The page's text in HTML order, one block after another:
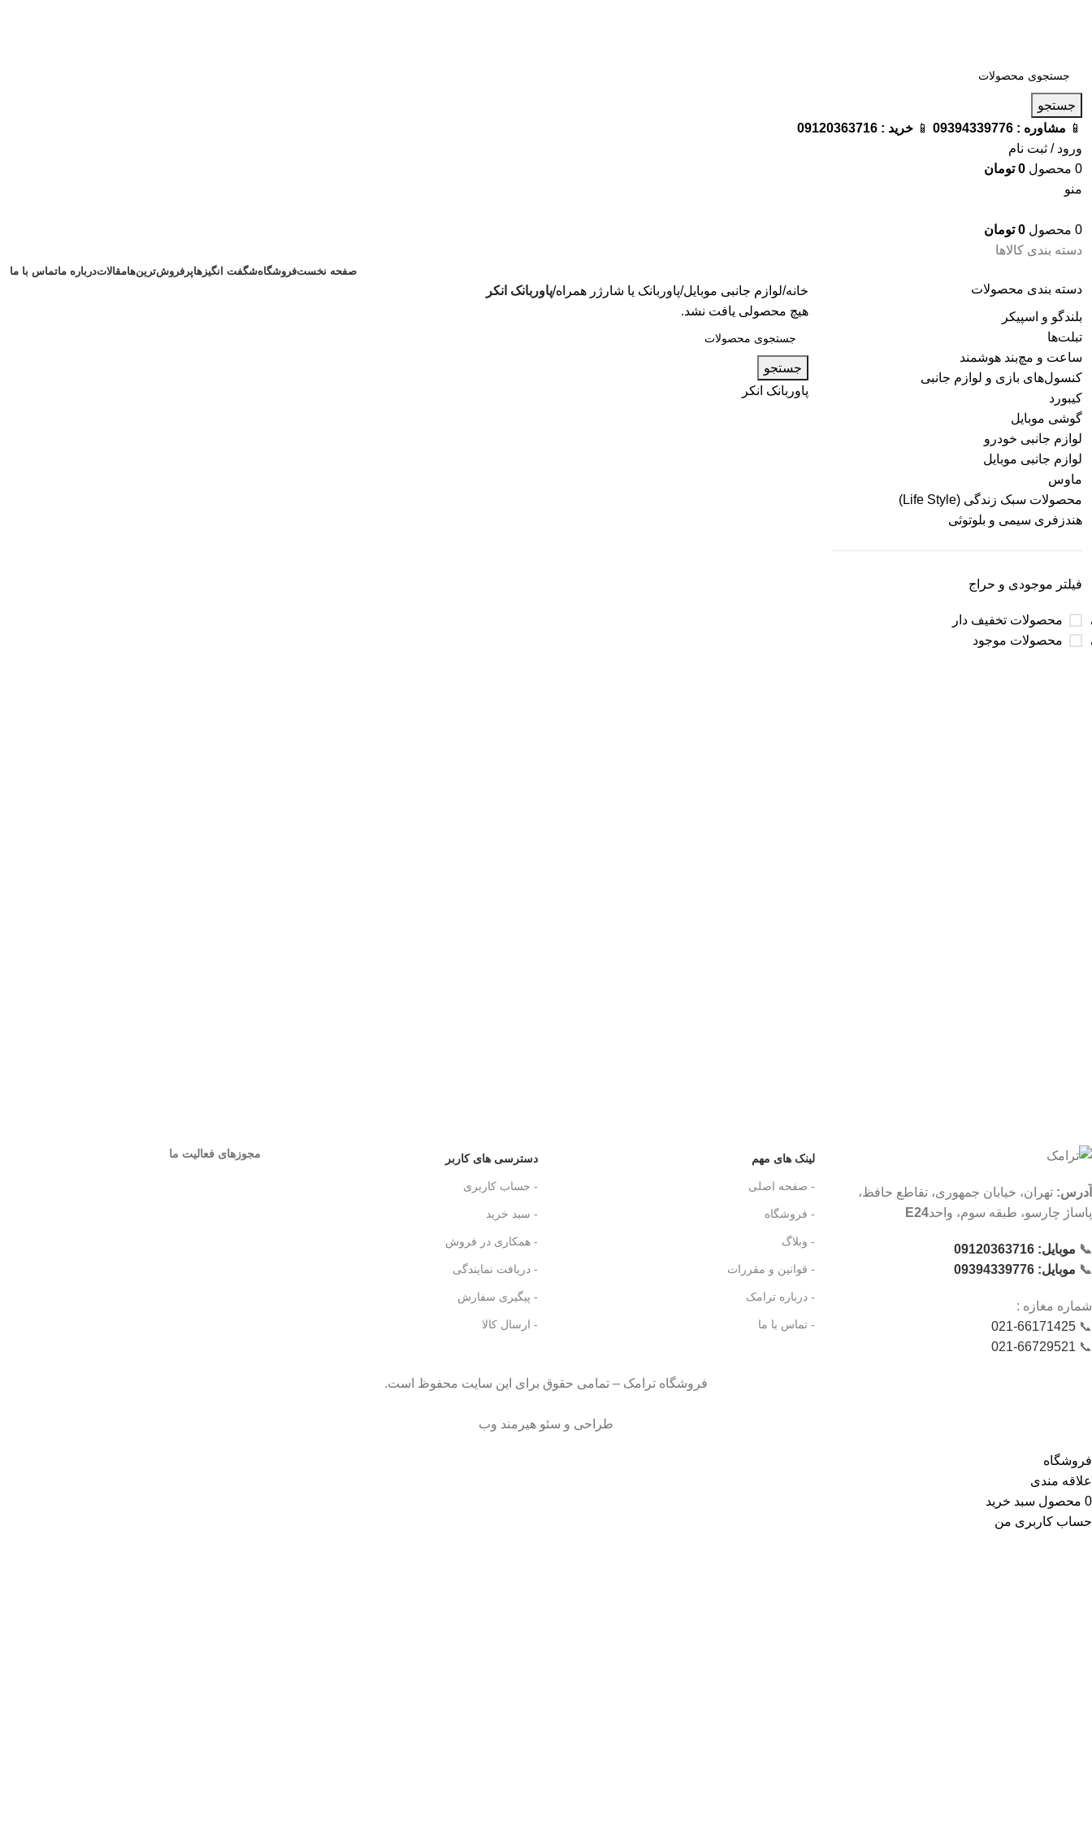
جستجو
📱 مشاوره : 09394339776
📱 خرید : 09120363716
ورود / ثبت نام
0 محصول 0 تومان
منو
0 محصول 0 تومان
دسته بندی کالاها
صفحه نخستفروشگاهشگفت انگیزهاپرفروش‌ترین‌هامقالاتدرباره ماتماس با ما
دسته‌ بندی محصولات
بلندگو و اسپیکر
تبلت‌ها
ساعت و مچ‌بند هوشمند
کنسول‌های بازی و لوازم جانبی
کیبورد
گوشی موبایل
لوازم جانبی خودرو
لوازم جانبی موبایل
ماوس
محصولات سبک زندگی (Life Style)
هندزفری سیمی و بلوتوثی
فیلتر موجودی و حراج
محصولات تخفیف دار
محصولات موجود
خانه لوازم جانبی موبایل پاوربانک یا شارژر همراه پاوربانک انکر
هیچ محصولی یافت نشد.
جستجو
پاوربانک انکر
آدرس: تهران، خیابان جمهوری، تقاطع حافظ،
پاساژ چارسو، طبقه سوم، واحدE24
📞 موبایل: 09120363716
📞 موبایل: 09394339776
شماره‌ مغازه :
📞
021-66171425
📞
021-66729521
لینک های مهم
- صفحه اصلی
- فروشگاه
- وبلاگ
- قوانین و مقررات
- درباره ترامک
- تماس با ما
دسترسی های کاربر
- حساب کاربری
- سبد خرید
- همکاری در فروش
- دریافت نمایندگی
- پیگیری سفارش
- ارسال کالا
مجوزهای فعالیت ما
فروشگاه ترامک – تمامی حقوق برای این سایت محفوظ است.
طراحی و سئو هیرمند وب
فروشگاه
علاقه مندی
0 محصول سبد خرید
حساب کاربری من